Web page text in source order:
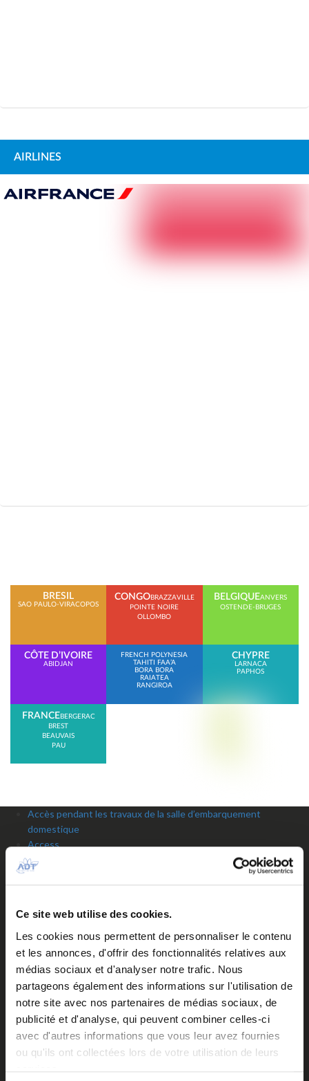
Ce site web utilise des cookies.
Les cookies nous permettent de personnaliser le contenu
et les annonces, d'offrir des fonctionnalités relatives aux
médias sociaux et d'analyser notre trafic. Nous
partageons également des informations sur l'utilisation de
notre site avec nos partenaires de médias sociaux, de
publicité et d'analyse, qui peuvent combiner celles-ci
avec d'autres informations que vous leur avez fournies
ou qu'ils ont collectées lors de votre utilisation de leurs
AIRLINES
BRESIL
SAO PAULO-VIRACOPOS
CONGOBRAZZAVILLE
POINTE NOIRE
OLLOMBO
BELGIQUEANVERS
OSTENDE-BRUGES
CÔTE D’IVOIRE
ABIDJAN
FRENCH POLYNESIA
TAHITI FAA’A
BORA BORA
RAIATEA
RANGIROA
CHYPRE
LARNACA
PAPHOS
FRANCEBERGERAC
BREST
BEAUVAIS
PAU
Accès pendant les travaux de la salle d’embarquement
domestique
Access
Accueil
Accueil personnalisé ou groupe
Airlines
Airport contacts
Arrivées du jour
Assistance en escale
Autorisation de Sortie du Territoire d’un mineur
Aviation d’affaires
Bagages / Sûreté
Baggage services
Bank / Foreign exchange Bureau